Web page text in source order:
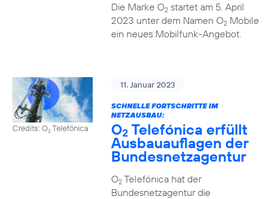
Die Marke O2startet am 5. April
2023 unter dem Namen O2Mobile
ein neues Mobilfunk-Angebot.
Credits: O2Telefónica
11. Januar 2023
SCHNELLE FORTSCHRITTE IM
NETZAUSBAU:
O2 Telefónica erfüllt
Ausbauauflagen der
Bundesnetzagentur
O2Telefónica hat der
Bundesnetzagentur die